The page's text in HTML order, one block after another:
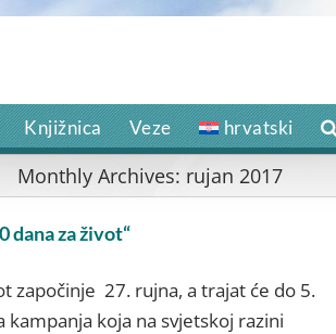
Knjižnica Veze hrvatski
Monthly Archives: rujan 2017
dana za život“
započinje 27. rujna, a trajat će do 5.
koja na svjetskoj razini